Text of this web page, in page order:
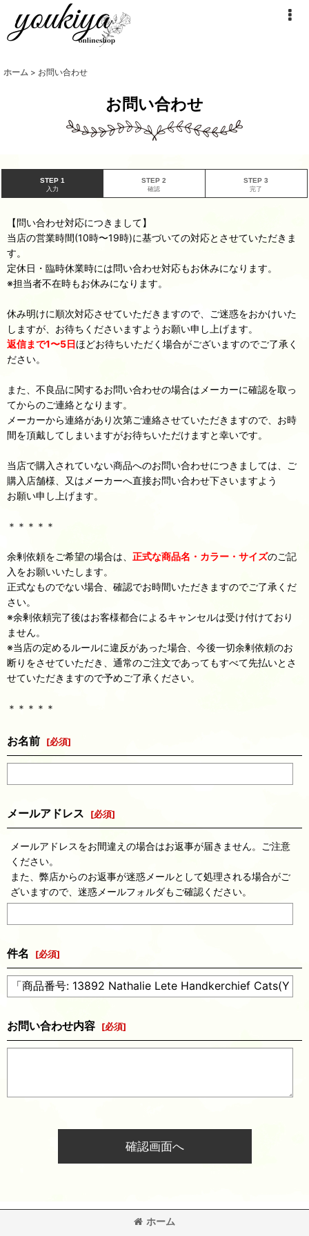
ホーム > お問い合わせ
お問い合わせ
STEP 1
入力
STEP 2
確認
STEP 3
完了
【問い合わせ対応につきまして】
当店の営業時間(10時〜19時)に基づいての対応とさせていただきま
す。
定休日・臨時休業時には問い合わせ対応もお休みになります。
※担当者不在時もお休みになります。
休み明けに順次対応させていただきますので、ご迷惑をおかけいた
しますが、お待ちくださいますようお願い申し上げます。
返信まで1〜5日ほどお待ちいただく場合がございますのでご了承く
ださい。
また、不良品に関するお問い合わせの場合はメーカーに確認を取っ
てからのご連絡となります。
メーカーから連絡があり次第ご連絡させていただきますので、お時
間を頂戴してしまいますがお待ちいただけますと幸いです。
当店で購入されていない商品へのお問い合わせにつきましては、ご
購入店舗様、又はメーカーへ直接お問い合わせ下さいますよう
お願い申し上げます。
＊＊＊＊＊
余剰依頼をご希望の場合は、 正式な商品名・カラー・サイズのご記
入をお願いいたします。
正式なものでない場合、確認でお時間いただきますのでご了承くだ
さい。
※余剰依頼完了後はお客様都合によるキャンセルは受け付けており
ません。
※当店の定めるルールに違反があった場合、今後一切余剰依頼のお
断りをさせていただき、通常のご注文であってもすべて先払いとさ
せていただきますので予めご了承ください。
＊＊＊＊＊
お名前 [必須]
メールアドレス [必須]
メールアドレスをお間違えの場合はお返事が届きません。ご注意
ください。
また、弊店からのお返事が迷惑メールとして処理される場合がご
ざいますので、迷惑メールフォルダもご確認ください。
件名 [必須]
お問い合わせ内容 [必須]
確認画面へ
ホーム